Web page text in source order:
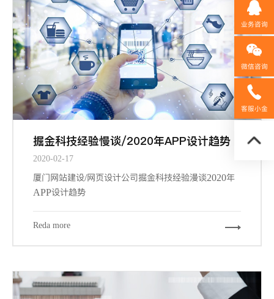
业务咨询
微信咨询
客服小金
掘金科技经验慢谈/2020年APP设计趋势
2020-02-17
厦门网站建设/网页设计公司掘金科技经验漫谈2020年
APP设计趋势
Reda more